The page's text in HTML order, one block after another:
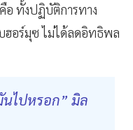
ทั้งปฏิบัติการทาง
ฮอร์มุซ ไม่ได้ลดอิทธิพล
นไปหรอก” มิล